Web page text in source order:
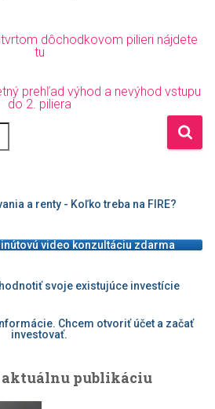
dôchodkovom pilieri nájdete
tu
prehľad výhod a nevýhod vstupu
do 2. piliera
a renty - Koľko treba na FIRE?
video konzultáciu zdarma
svoje existujúce investície
Chcem otvoriť účet a začať
investovať.
aktuálnu publikáciu